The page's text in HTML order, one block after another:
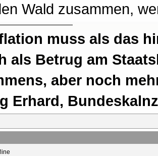
Wald zusammen,
muss als das
als Betrug am
aber noch
Erhard,